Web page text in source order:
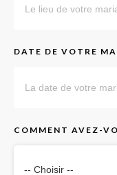
DATE DE VOTRE
COMMENT AVEZ-
-- Choisir --